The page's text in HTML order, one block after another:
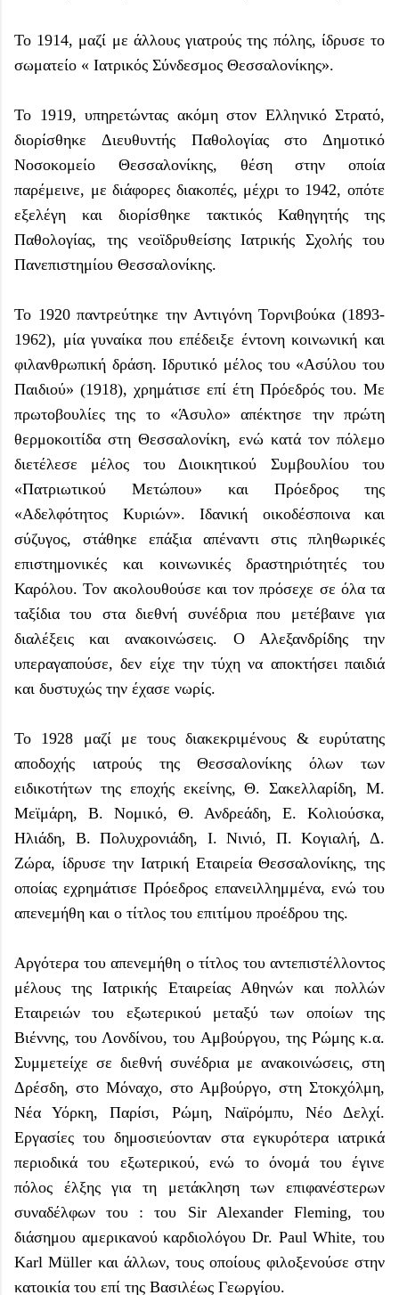
Το 1914, μαζί με άλλους γιατρούς της πόλης, ίδρυσε το
σωματείο « Ιατρικός Σύνδεσμος Θεσσαλονίκης».
Το 1919, υπηρετώντας ακόμη στον Ελληνικό Στρατό,
διορίσθηκε Διευθυντής Παθολογίας στο Δημοτικό
Νοσοκομείο Θεσσαλονίκης, θέση στην οποία
παρέμεινε, με διάφορες διακοπές, μέχρι το 1942, οπότε
εξελέγη και διορίσθηκε τακτικός Καθηγητής της
Παθολογίας, της νεοϊδρυθείσης Ιατρικής Σχολής του
Πανεπιστημίου Θεσσαλονίκης.
Το 1920 παντρεύτηκε την Αντιγόνη Τορνιβούκα (1893-
1962), μία γυναίκα που επέδειξε έντονη κοινωνική και
φιλανθρωπική δράση. Ιδρυτικό μέλος του «Ασύλου του
Παιδιού» (1918), χρημάτισε επί έτη Πρόεδρός του. Με
πρωτοβουλίες της το «Άσυλο» απέκτησε την πρώτη
θερμοκοιτίδα στη Θεσσαλονίκη, ενώ κατά τον πόλεμο
διετέλεσε μέλος του Διοικητικού Συμβουλίου του
«Πατριωτικού Μετώπου» και Πρόεδρος της
«Αδελφότητος Κυριών». Iδανική οικοδέσποινα και
σύζυγος, στάθηκε επάξια απέναντι στις πληθωρικές
επιστημονικές και κοινωνικές δραστηριότητές του
Καρόλου. Τον ακολουθούσε και τον πρόσεχε σε όλα τα
ταξίδια του στα διεθνή συνέδρια που μετέβαινε για
διαλέξεις και ανακοινώσεις. Ο Αλεξανδρίδης την
υπεραγαπούσε, δεν είχε την τύχη να αποκτήσει παιδιά
και δυστυχώς την έχασε νωρίς.
Το 1928 μαζί με τους διακεκριμένους & ευρύτατης
αποδοχής ιατρούς της Θεσσαλονίκης όλων των
ειδικοτήτων της εποχής εκείνης, Θ. Σακελλαρίδη, Μ.
Μεϊμάρη, Β. Νομικό, Θ. Ανδρεάδη, Ε. Κολιούσκα,
Ηλιάδη, Β. Πολυχρονιάδη, Ι. Νινιό, Π. Κογιαλή, Δ.
Ζώρα, ίδρυσε την Ιατρική Εταιρεία Θεσσαλονίκης, της
οποίας εχρημάτισε Πρόεδρος επανειλλημμένα, ενώ του
απενεμήθη και ο τίτλος του επιτίμου προέδρου της.
Αργότερα του απενεμήθη ο τίτλος του αντεπιστέλλοντος
μέλους της Ιατρικής Εταιρείας Αθηνών και πολλών
Εταιρειών του εξωτερικού μεταξύ των οποίων της
Βιέννης, του Λονδίνου, του Αμβούργου, της Ρώμης κ.α.
Συμμετείχε σε διεθνή συνέδρια με ανακοινώσεις, στη
Δρέσδη, στο Μόναχο, στο Αμβούργο, στη Στοκχόλμη,
Νέα Υόρκη, Παρίσι, Ρώμη, Ναϊρόμπυ, Νέο Δελχί.
Εργασίες του δημοσιεύονταν στα εγκυρότερα ιατρικά
περιοδικά του εξωτερικού, ενώ το όνομά του έγινε
πόλος έλξης για τη μετάκληση των επιφανέστερων
συναδέλφων του : του Sir Alexander Fleming, του
διάσημου αμερικανού καρδιολόγου Dr. Paul White, του
Karl Müller και άλλων, τους οποίους φιλοξενούσε στην
κατοικία του επί της Βασιλέως Γεωργίου.